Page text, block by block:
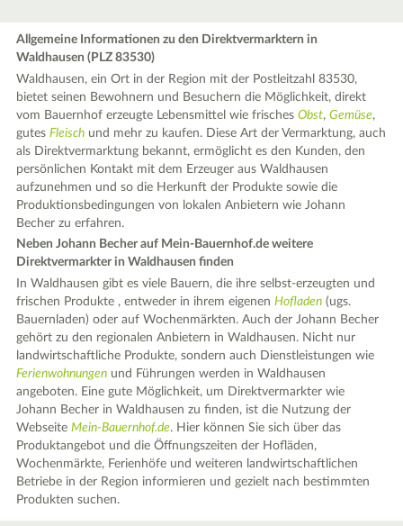
Allgemeine Informationen zu den Direktvermarktern in
Waldhausen (PLZ 83530)
Waldhausen, ein Ort in der Region mit der Postleitzahl 83530,
bietet seinen Bewohnern und Besuchern die Möglichkeit, direkt
vom Bauernhof erzeugte Lebensmittel wie frischesObst,Gemüse,
gutesFleisch und mehr zu kaufen. Diese Art der Vermarktung, auch
als Direktvermarktung bekannt, ermöglicht es den Kunden, den
persönlichen Kontakt mit dem Erzeuger aus Waldhausen
aufzunehmen und so die Herkunft der Produkte sowie die
Produktionsbedingungen von lokalen Anbietern wie Johann
Becher zu erfahren.
Neben Johann Becher auf Mein-Bauernhof.de weitere
Direktvermarkter in Waldhausen finden
In Waldhausen gibt es viele Bauern, die ihre selbst-erzeugten und
frischen Produkte , entweder in ihrem eigenenHofladen (ugs.
Bauernladen) oder auf Wochenmärkten. Auch der Johann Becher
gehört zu den regionalen Anbietern in Waldhausen. Nicht nur
landwirtschaftliche Produkte, sondern auch Dienstleistungen wie
Ferienwohnungen und Führungen werden in Waldhausen
angeboten. Eine gute Möglichkeit, um Direktvermarkter wie
Johann Becher in Waldhausen zu finden, ist die Nutzung der
WebseiteMein-Bauernhof.de. Hier können Sie sich über das
Produktangebot und die Öffnungszeiten der Hofläden,
Wochenmärkte, Ferienhöfe und weiteren landwirtschaftlichen
Betriebe in der Region informieren und gezielt nach bestimmten
Produkten suchen.